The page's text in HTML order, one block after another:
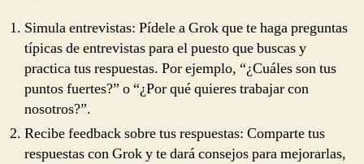
Simula entrevistas: Pídele a Grok que te haga preguntas
típicas de entrevistas para el puesto que buscas y
practica tus respuestas. Por ejemplo, “¿Cuáles son tus
puntos fuertes?” o “¿Por qué quieres trabajar con
nosotros?”.
Recibe feedback sobre tus respuestas: Comparte tus
respuestas con Grok y te dará consejos para mejorarlas,